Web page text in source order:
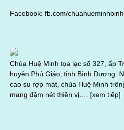
Facebook: fb.com/
Chùa Huệ Minh tọa lạc số 327, ấp
huyện Phú Giáo, tỉnh Bình Dương.
cao su rợp mát, chùa Huệ Minh
mang đậm nét thiền vị…. [xem tiếp]